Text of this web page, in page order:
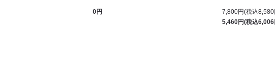
0円
7,800円(税込8,580
5,460円(税込6,006